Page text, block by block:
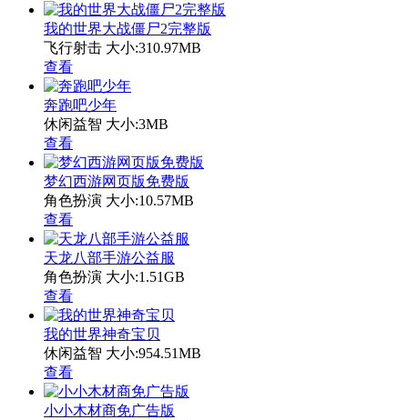
我的世界大战僵尸2完整版
飞行射击 大小:310.97MB
查看
奔跑吧少年
休闲益智 大小:3MB
查看
梦幻西游网页版免费版
角色扮演 大小:10.57MB
查看
天龙八部手游公益服
角色扮演 大小:1.51GB
查看
我的世界神奇宝贝
休闲益智 大小:954.51MB
查看
小小木材商免广告版